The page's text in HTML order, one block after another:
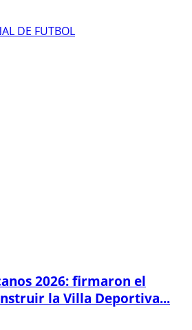
DE FUTBOL
2026: firmaron el
la Villa Deportiva...